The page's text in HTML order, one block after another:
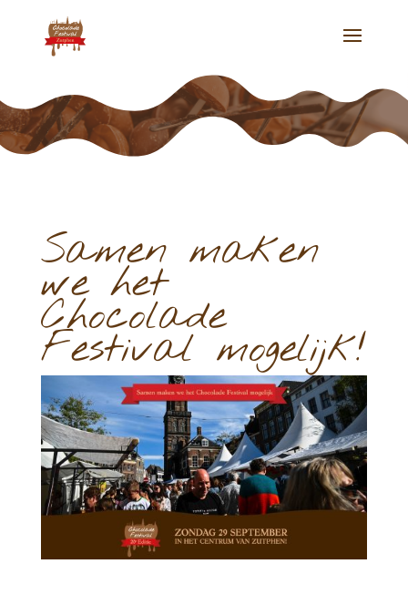
Samen maken
we het
Chocolade
Festival mogelijk!